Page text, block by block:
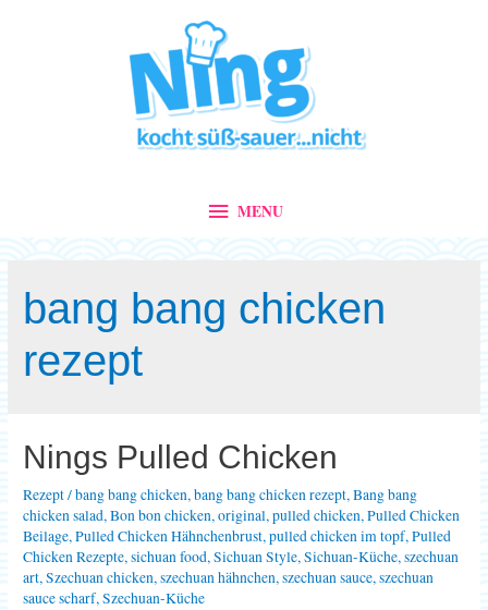
MENU
MENU
bang bang chicken
rezept
Nings Pulled Chicken
Rezept/bang bang chicken,bang bang chicken rezept,Bang bang
chicken salad,Bon bon chicken,original,pulled chicken,Pulled Chicken
Beilage,Pulled Chicken Hähnchenbrust,pulled chicken im topf,Pulled
Chicken Rezepte,sichuan food,Sichuan Style,Sichuan-Küche,szechuan
art,Szechuan chicken,szechuan hähnchen,szechuan sauce,szechuan
sauce scharf,Szechuan-Küche